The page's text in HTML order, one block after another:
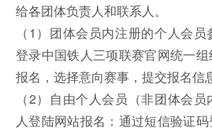
给各团体负责人和联系人。
（1）团体会员内注册的个人会
登录中国铁人三项联赛官网统一
报名，选择意向赛事，提交报名信
（2）自由个人会员（非团体会
人登陆网站报名：通过短信验证